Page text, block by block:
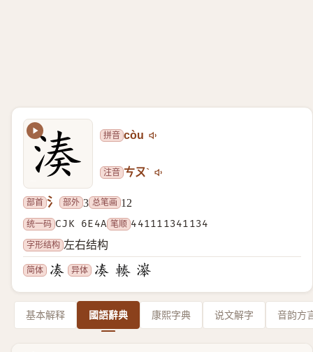
拼音 còu
注音 ㄘㄡˋ
部首 氵 部外 3 总笔画 12
统一码 CJK 6E4A 笔顺 441111341134
字形结构 左右结构
简体 异体
基本解释 國語辭典 康熙字典 说文解字 音韵方